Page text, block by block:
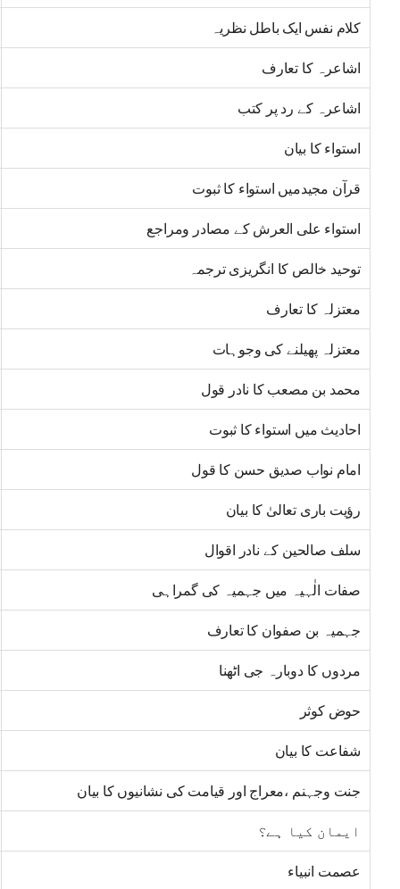
کلام نفس ایک باطل نظریہ
اشاعرہ کا تعارف
اشاعرہ کے رد پر کتب
استواء کا بیان
قرآن مجیدمیں استواء کا ثبوت
استواء علی العرش کے مصادر ومراجع
توحید خالص کا انگریزی ترجمہ
معتزلہ کا تعارف
معتزلہ پھیلنے کی وجوہات
محمد بن مصعب کا نادر قول
احادیث میں استواء کا ثبوت
امام نواب صدیق حسن کا قول
رؤیت باری تعالیٰ کا بیان
سلف صالحین کے نادر اقوال
صفات الٰہیہ میں جہمیہ کی گمراہی
جہمیہ بن صفوان کا تعارف
مردوں کا دوبارہ جی اٹھنا
حوض کوثر
شفاعت کا بیان
جنت وجہنم ،معراج اور قیامت کی نشانیوں کا بیان
ایمان کیا ہے؟
عصمت انبیاء